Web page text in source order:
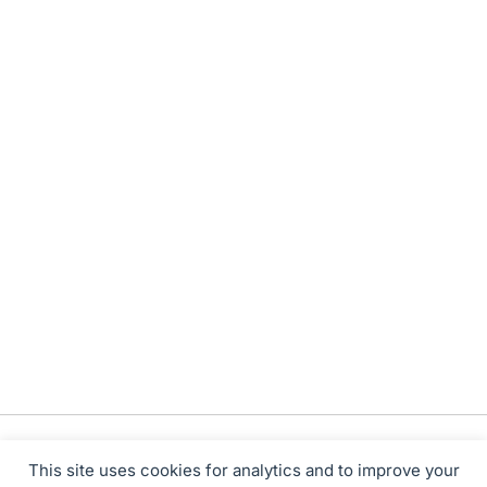
This site uses cookies for analytics and to improve your